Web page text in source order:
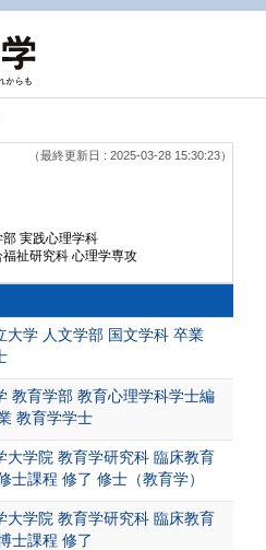
（最終更新日 : 2025-03-28 15:30:23）
実践心理学科
祉研究科 心理学専攻
大学 人文学部 国文学科 卒業
教育学部 教育心理学科学士編
教育学学士
大学院 教育学研究科 臨床教育
士課程 修了 修士（教育学）
大学院 教育学研究科 臨床教育
士課程 修了